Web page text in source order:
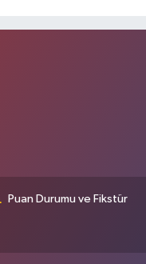
Puan Durumu ve Fikstür